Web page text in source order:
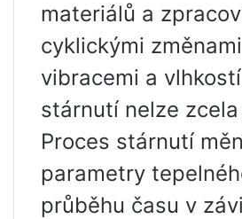
materiálů a
cyklickými
vibracemi a
stárnutí nelze
Proces stárnutí
parametry
průběhu času v